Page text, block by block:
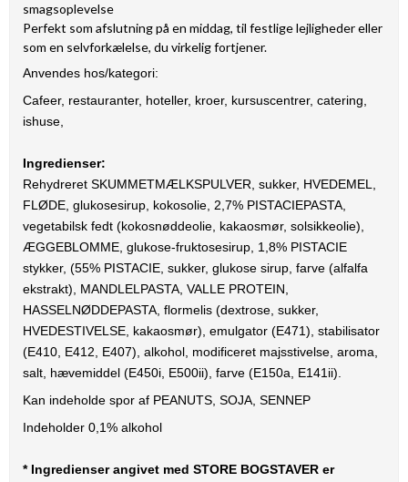
smagsoplevelse
Perfekt som afslutning på en middag, til festlige lejligheder eller
som en selvforkælelse, du virkelig fortjener.
Anvendes hos/kategori:
Cafeer, restauranter, hoteller, kroer, kursuscentrer, catering,
ishuse,
Ingredienser:
Rehydreret SKUMMETMÆLKSPULVER, sukker, HVEDEMEL,
FLØDE, glukosesirup, kokosolie, 2,7% PISTACIEPASTA,
vegetabilsk fedt (kokosnøddeolie, kakaosmør, solsikkeolie),
ÆGGEBLOMME, glukose-fruktosesirup, 1,8% PISTACIE
stykker, (55% PISTACIE, sukker, glukose sirup, farve (alfalfa
ekstrakt), MANDLELPASTA, VALLE PROTEIN,
HASSELNØDDEPASTA, flormelis (dextrose, sukker,
HVEDESTIVELSE, kakaosmør), emulgator (E471), stabilisator
(E410, E412, E407), alkohol, modificeret majsstivelse, aroma,
salt, hævemiddel (E450i, E500ii), farve (E150a, E141ii).
Kan indeholde spor af PEANUTS, SOJA, SENNEP
Indeholder 0,1% alkohol
* Ingredienser angivet med STORE BOGSTAVER er